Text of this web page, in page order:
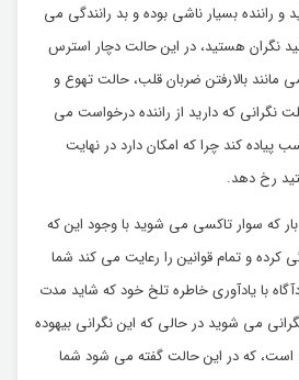
و راننده بسیار ناشی بوده و بد رانندگی می
نگران هستید، در این حالت دچار استرس
بالارفتن ضربان قلب، حالت تهوع و
نگرانی که دارید از راننده درخواست می
پیاده کند چرا که امکان دارد در نهایت
رخ دهد.
که سوار تاکسی می شوید با وجود این که
کرده و تمام قوانین را رعایت می کند شما
با یادآوری خاطره تلخ خود که شاید مدت
می شوید در حالی که این نگرانی بیهوده
که در این حالت گفته می شود شما